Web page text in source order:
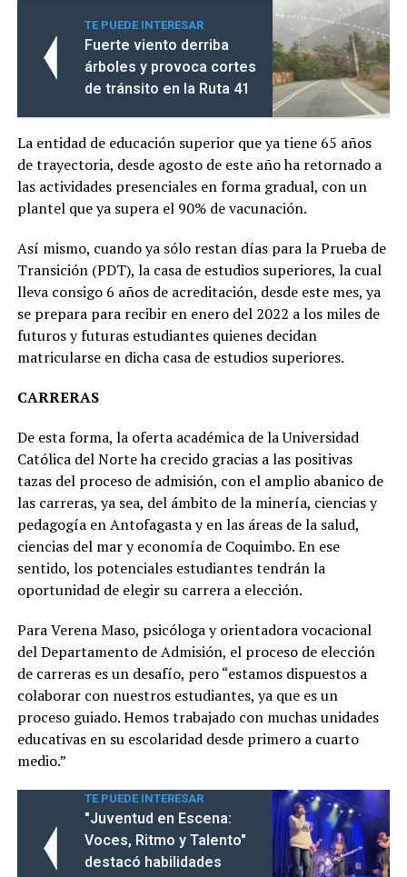
TE PUEDE INTERESAR
Fuerte viento derriba
árboles y provoca cortes
de tránsito en la Ruta 41
La entidad de educación superior que ya tiene 65 años
de trayectoria, desde agosto de este año ha retornado a
las actividades presenciales en forma gradual, con un
plantel que ya supera el 90% de vacunación.
Así mismo, cuando ya sólo restan días para la Prueba de
Transición (PDT), la casa de estudios superiores, la cual
lleva consigo 6 años de acreditación, desde este mes, ya
se prepara para recibir en enero del 2022 a los miles de
futuros y futuras estudiantes quienes decidan
matricularse en dicha casa de estudios superiores.
CARRERAS
De esta forma, la oferta académica de la Universidad
Católica del Norte ha crecido gracias a las positivas
tazas del proceso de admisión, con el amplio abanico de
las carreras, ya sea, del ámbito de la minería, ciencias y
pedagogía en Antofagasta y en las áreas de la salud,
ciencias del mar y economía de Coquimbo. En ese
sentido, los potenciales estudiantes tendrán la
oportunidad de elegir su carrera a elección.
Para Verena Maso, psicóloga y orientadora vocacional
del Departamento de Admisión, el proceso de elección
de carreras es un desafío, pero “estamos dispuestos a
colaborar con nuestros estudiantes, ya que es un
proceso guiado. Hemos trabajado con muchas unidades
educativas en su escolaridad desde primero a cuarto
medio.”
TE PUEDE INTERESAR
"Juventud en Escena:
Voces, Ritmo y Talento"
destacó habilidades